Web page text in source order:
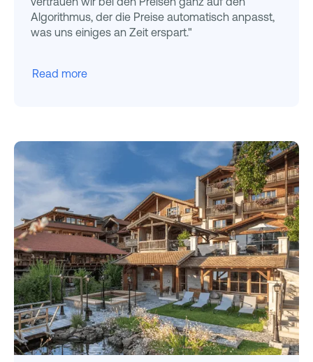
Algorithmus, der die Preise automatisch anpasst,
was uns einiges an Zeit erspart."
Read more